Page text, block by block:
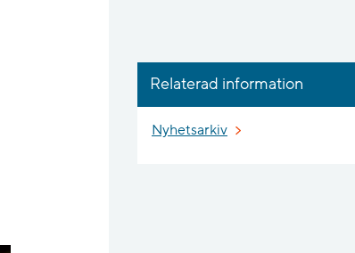
Relaterad information
Nyhetsarkiv